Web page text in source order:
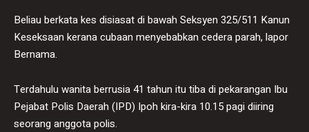
Beliau berkata kes disiasat di bawah Seksyen 325/511 Kanun
Keseksaan kerana cubaan menyebabkan cedera parah, lapor
Bernama.
Terdahulu wanita berrusia 41 tahun itu tiba di pekarangan Ibu
Pejabat Polis Daerah (IPD) Ipoh kira-kira 10.15 pagi diiring
seorang anggota polis.